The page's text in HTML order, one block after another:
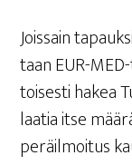
Jois­sain
taan EUR-
toi­ses­ti hakea
laa­tia itse
pe­räil­moi­tus